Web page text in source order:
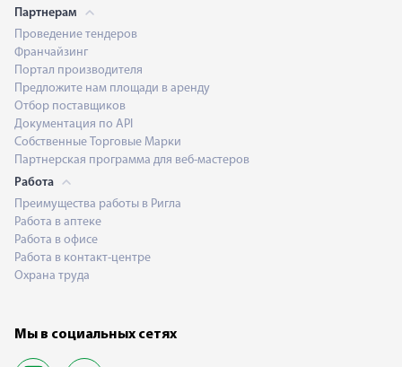
Партнерам
Проведение тендеров
Франчайзинг
Портал производителя
Предложите нам площади в аренду
Отбор поставщиков
Документация по API
Собственные Торговые Марки
Партнерская программа для веб-мастеров
Работа
Преимущества работы в Ригла
Работа в аптеке
Работа в офисе
Работа в контакт-центре
Охрана труда
Мы в социальных сетях